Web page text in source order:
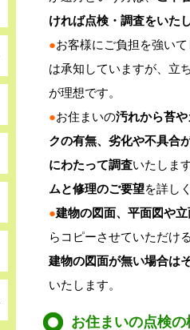
ければ点検・調査をいた
●お客様にご負担を強い
は承知していますが、立
が理想です。
●お住まいの汚れから苔
クの有無、劣化や不具合
にわたって調査いたしま
ムと修理のご要望を詳し
●建物の図面、平面図や立
らコピーさせていただけ
建物の図面が無い場合は
いたします。
お住まいの点検の